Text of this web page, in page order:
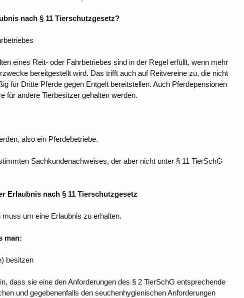
nach § 11 Tierschutzgesetz?
eines Reit- oder Fahrbetriebes sind in der Regel erfüllt, wenn mehr
bereitgestellt wird. Das trifft auch auf Reitvereine zu, die nicht
für Dritte Pferde gegen Entgelt bereitstellen. Auch Pferdepensionen
für andere Tierbesitzer gehalten werden.
also ein Pferdebetriebe.
Sachkundenachweises, der aber nicht unter § 11 TierSchG
Erlaubnis nach § 11 Tierschutzgesetz
um eine Erlaubnis zu erhalten.
man:
besitzen
dass sie eine den Anforderungen des § 2 TierSchG entsprechende
und gegebenenfalls den seuchenhygienischen Anforderungen